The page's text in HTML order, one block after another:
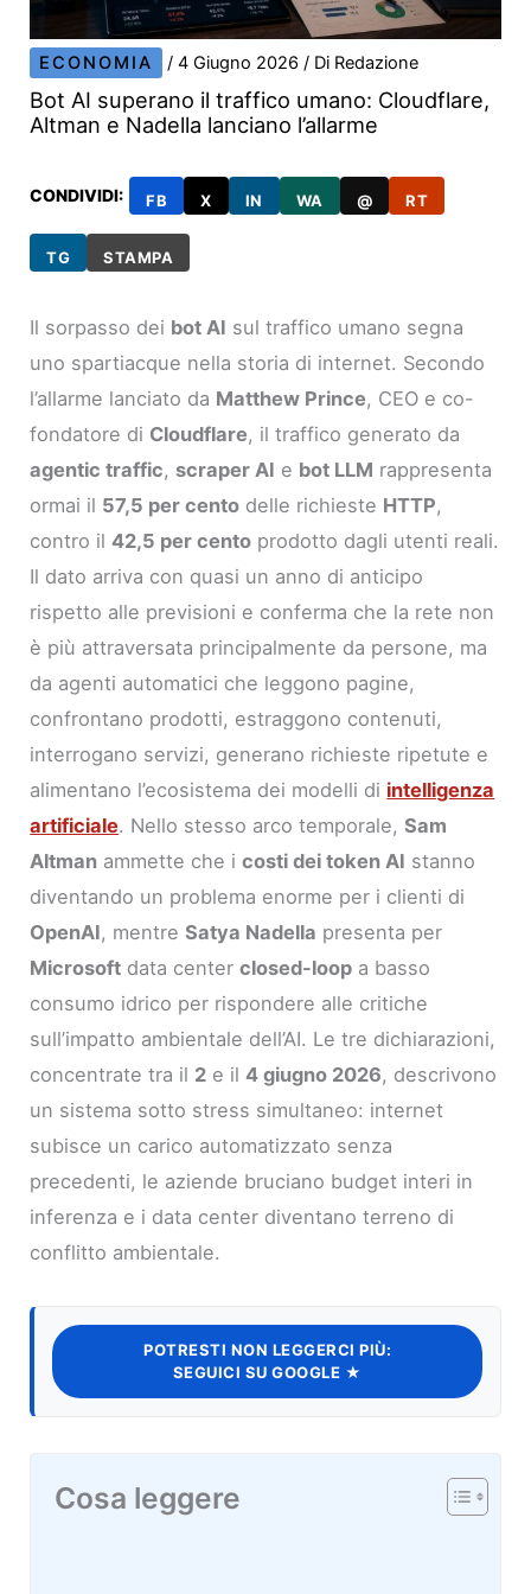
ECONOMIA /4 Giugno 2026/ Di Redazione
Bot AI superano il traffico umano: Cloudflare,
Altman e Nadella lanciano l’allarme
CONDIVIDI: FB X IN WA @ RT
TG STAMPA
Il sorpasso dei bot AI sul traffico umano segna
uno spartiacque nella storia di internet. Secondo
l’allarme lanciato da Matthew Prince, CEO e co-
fondatore di Cloudflare, il traffico generato da
agentic traffic, scraper AI e bot LLM rappresenta
ormai il 57,5 per cento delle richieste HTTP,
contro il42,5 per cento prodotto dagli utenti reali.
Il dato arriva con quasi un anno di anticipo
rispetto alle previsioni e conferma che la rete non
è più attraversata principalmente da persone, ma
da agenti automatici che leggono pagine,
confrontano prodotti, estraggono contenuti,
interrogano servizi, generano richieste ripetute e
alimentano l’ecosistema dei modelli di intelligenza
artificiale. Nello stesso arco temporale,Sam
Altman ammette che icosti dei token AI stanno
diventando un problema enorme per i clienti di
OpenAI, mentreSatya Nadella presenta per
Microsoft data centerclosed-loop a basso
consumo idrico per rispondere alle critiche
sull’impatto ambientale dell’AI. Le tre dichiarazioni,
concentrate tra il 2 e il4 giugno 2026, descrivono
un sistema sotto stress simultaneo: internet
subisce un carico automatizzato senza
precedenti, le aziende bruciano budget interi in
inferenza e i data center diventano terreno di
conflitto ambientale.
POTRESTI NON LEGGERCI PIÙ:
SEGUICI SU GOOGLE ★
Cosa leggere